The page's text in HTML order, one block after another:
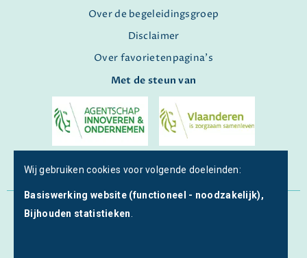
Over de begeleidingsgroep
Disclaimer
Over favorietenpagina's
Met de steun van
© Copyright 2026 | Onlinehulp-apps • Alle rechten
Wij gebruiken cookies voor volgende doeleinden:
Basiswerking website (functioneel - noodzakelijk),
Bijhouden statistieken